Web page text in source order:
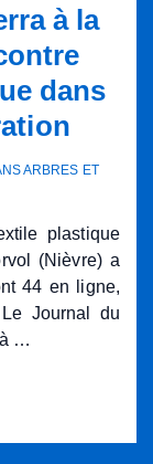
à la
dans
ARBRES ET
plastique
(Nièvre) a
44 en ligne,
Journal du
à …